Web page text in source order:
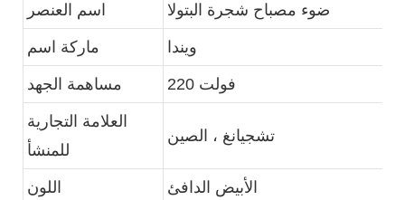
اسم العنصر ضوء مصباح شجرة البتولا
220 فولت
العلامة التجارية
للمنشأ
تشجيانغ ، الصين
الأبيض الدافئ